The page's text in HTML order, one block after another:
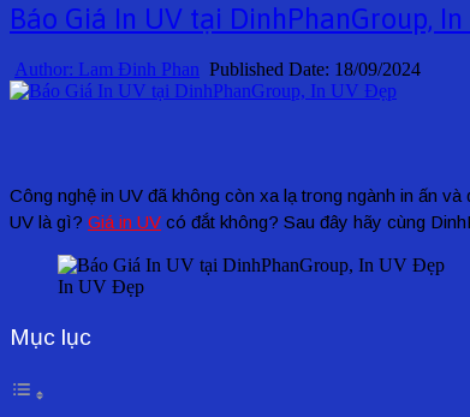
Báo Giá In UV tại DinhPhanGroup,
Author: Lam Đinh Phan Published Date: 18/09/2024
Công nghệ in UV đã không còn xa lạ trong ngành in ấn
UV là gì? Giá in UV có đắt không? Sau đây hãy cùng
In UV Đẹp
Mục lục